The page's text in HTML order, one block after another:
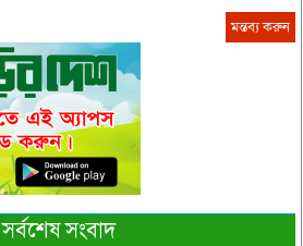
সর্বশেষ সংবাদ